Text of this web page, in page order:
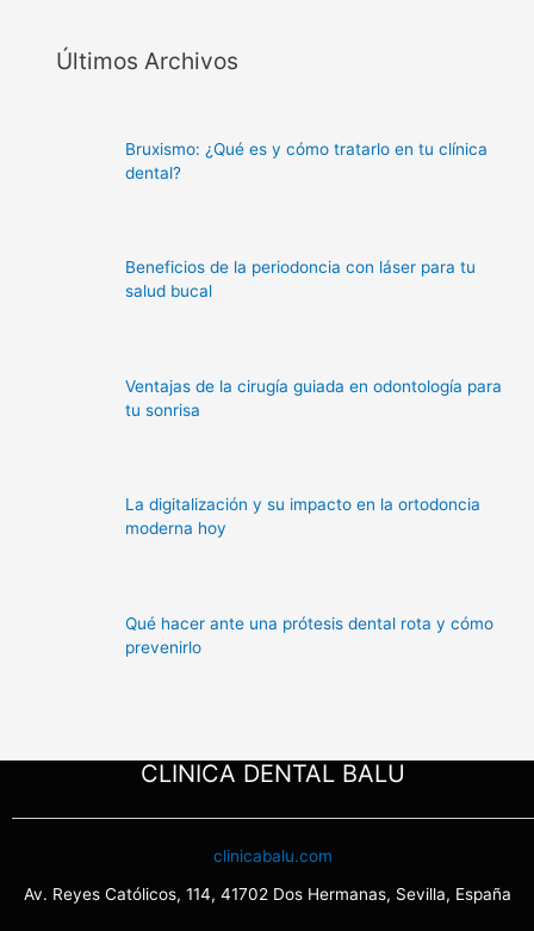
Últimos Archivos
Bruxismo: ¿Qué es y cómo tratarlo en tu clínica
dental?
Beneficios de la periodoncia con láser para tu
salud bucal
Ventajas de la cirugía guiada en odontología para
tu sonrisa
La digitalización y su impacto en la ortodoncia
moderna hoy
Qué hacer ante una prótesis dental rota y cómo
prevenirlo
CLINICA DENTAL BALU
clinicabalu.com
Av. Reyes Católicos, 114, 41702 Dos Hermanas, Sevilla, España